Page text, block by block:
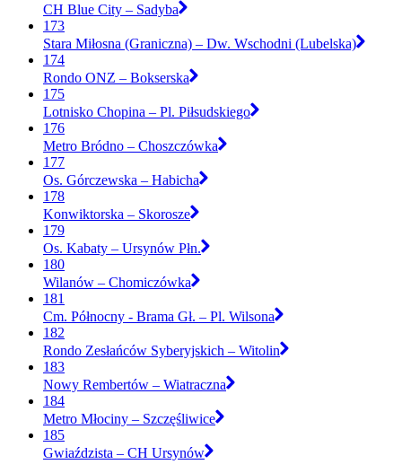
CH Blue City – Sadyba
173
Stara Miłosna (Graniczna) – Dw. Wschodni (Lubelska)
174
Rondo ONZ – Bokserska
175
Lotnisko Chopina – Pl. Piłsudskiego
176
Metro Bródno – Choszczówka
177
Os. Górczewska – Habicha
178
Konwiktorska – Skorosze
179
Os. Kabaty – Ursynów Płn.
180
Wilanów – Chomiczówka
181
Cm. Północny - Brama Gł. – Pl. Wilsona
182
Rondo Zesłańców Syberyjskich – Witolin
183
Nowy Rembertów – Wiatraczna
184
Metro Młociny – Szczęśliwice
185
Gwiaździsta – CH Ursynów